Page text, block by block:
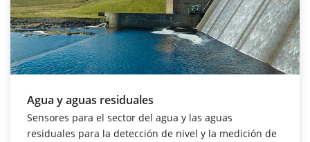
Agua y aguas residuales
Sensores para el sector del agua y las aguas
residuales para la detección de nivel y la medición de